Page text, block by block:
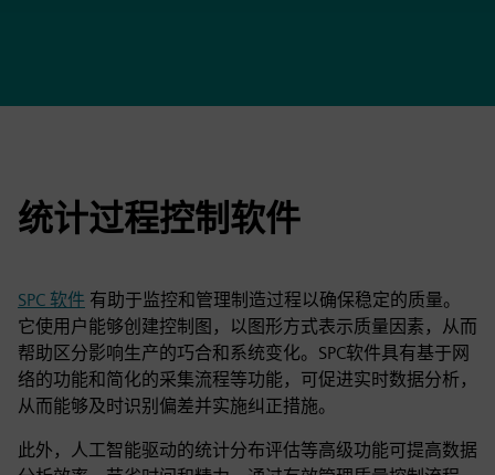
统计过程控制软件
SPC 软件 有助于监控和管理制造过程以确保稳定的质量。
它使用户能够创建控制图，以图形方式表示质量因素，从而
帮助区分影响生产的巧合和系统变化。SPC软件具有基于网
络的功能和简化的采集流程等功能，可促进实时数据分析，
从而能够及时识别偏差并实施纠正措施。
此外，人工智能驱动的统计分布评估等高级功能可提高数据